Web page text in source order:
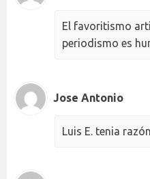
El favoritismo
periodismo es
Jose Antonio
Luis E. tenia